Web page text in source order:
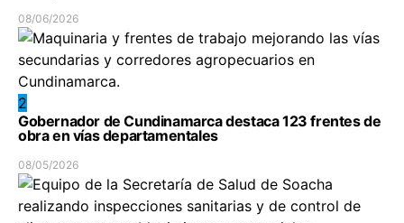
08/06/2026
2
Gobernador de Cundinamarca destaca 123 frentes de
obra en vías departamentales
08/05/2026